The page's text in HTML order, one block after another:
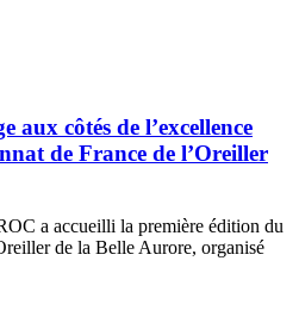
aux côtés de l’excellence
de France de l’Oreiller
a accueilli la première édition du
de la Belle Aurore, organisé